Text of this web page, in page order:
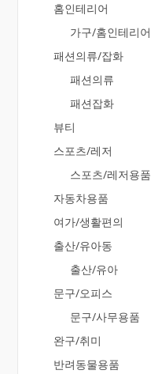
홈인테리어
가구/홈인테리어
패션의류/잡화
패션의류
패션잡화
뷰티
스포츠/레저
스포츠/레저용품
자동차용품
여가/생활편의
출산/유아동
출산/유아
문구/오피스
문구/사무용품
완구/취미
반려동물용품